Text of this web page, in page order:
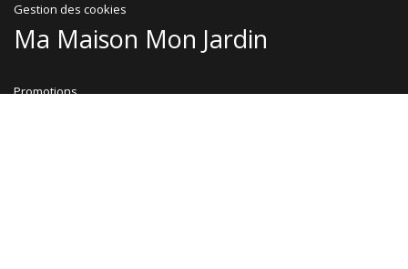
Gestion des cookies
Ma Maison Mon Jardin
Promotions